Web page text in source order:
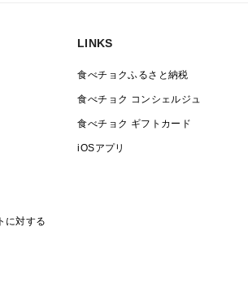
に対する
LINKS
食べチョクふるさと納税
食べチョク コンシェルジュ
食べチョク ギフトカード
iOSアプリ